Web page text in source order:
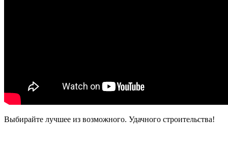
Выбирайте лучшее из возможного. Удачного строительства!